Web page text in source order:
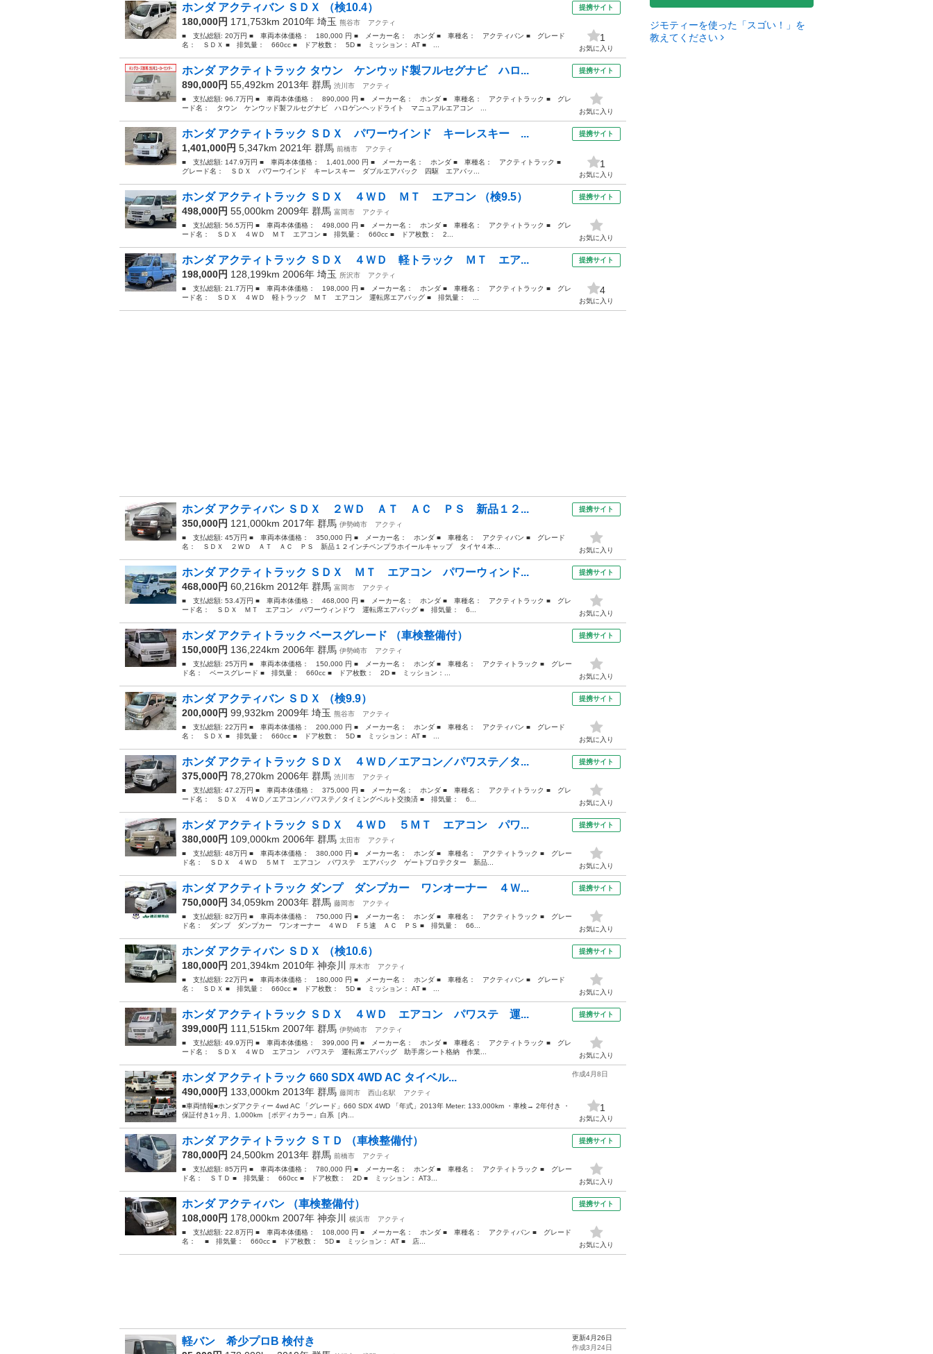
ホンダ アクティバン ＳＤＸ （検10.4）
180,000円 171,753km 2010年 埼玉 熊谷市
アクティ
■ 支払総額: 20万円 ■ 車両本体価格： 180,000 円 ■ メーカー名： ホンダ ■ 車種名： アクティバン ■ グレード
名： ＳＤＸ ■ 排気量： 660cc ■ ドア枚数： 5D ■ ミッション： AT ■ ...
提携サイト
1
お気に入り
ホンダ アクティトラック タウン ケンウッド製フルセグナビ ハロ...
890,000円 55,492km 2013年 群馬 渋川市
アクティ
■ 支払総額: 96.7万円 ■ 車両本体価格： 890,000 円 ■ メーカー名： ホンダ ■ 車種名： アクティトラック ■ グレ
ード名： タウン ケンウッド製フルセグナビ ハロゲンヘッドライト マニュアルエアコン ...
提携サイト
お気に入り
ホンダ アクティトラック ＳＤＸ パワーウインド キーレスキー ...
1,401,000円 5,347km 2021年 群馬 前橋市
アクティ
■ 支払総額: 147.9万円 ■ 車両本体価格： 1,401,000 円 ■ メーカー名： ホンダ ■ 車種名： アクティトラック ■
グレード名： ＳＤＸ パワーウインド キーレスキー ダブルエアバック 四駆 エアバッ...
提携サイト
1
お気に入り
ホンダ アクティトラック ＳＤＸ ４ＷＤ ＭＴ エアコン （検9.5）
498,000円 55,000km 2009年 群馬 富岡市
アクティ
■ 支払総額: 56.5万円 ■ 車両本体価格： 498,000 円 ■ メーカー名： ホンダ ■ 車種名： アクティトラック ■ グレ
ード名： ＳＤＸ ４ＷＤ ＭＴ エアコン ■ 排気量： 660cc ■ ドア枚数： 2...
提携サイト
お気に入り
ホンダ アクティトラック ＳＤＸ ４ＷＤ 軽トラック ＭＴ エア...
198,000円 128,199km 2006年 埼玉 所沢市
アクティ
■ 支払総額: 21.7万円 ■ 車両本体価格： 198,000 円 ■ メーカー名： ホンダ ■ 車種名： アクティトラック ■ グレ
ード名： ＳＤＸ ４ＷＤ 軽トラック ＭＴ エアコン 運転席エアバッグ ■ 排気量： ...
提携サイト
4
お気に入り
ホンダ アクティバン ＳＤＸ ２ＷＤ ＡＴ ＡＣ ＰＳ 新品１２...
350,000円 121,000km 2017年 群馬 伊勢崎市
アクティ
■ 支払総額: 45万円 ■ 車両本体価格： 350,000 円 ■ メーカー名： ホンダ ■ 車種名： アクティバン ■ グレード
名： ＳＤＸ ２ＷＤ ＡＴ ＡＣ ＰＳ 新品１２インチベンプラホイールキャップ タイヤ４本...
提携サイト
お気に入り
ホンダ アクティトラック ＳＤＸ ＭＴ エアコン パワーウィンド...
468,000円 60,216km 2012年 群馬 富岡市
アクティ
■ 支払総額: 53.4万円 ■ 車両本体価格： 468,000 円 ■ メーカー名： ホンダ ■ 車種名： アクティトラック ■ グレ
ード名： ＳＤＸ ＭＴ エアコン パワーウィンドウ 運転席エアバッグ ■ 排気量： 6...
提携サイト
お気に入り
ホンダ アクティトラック ベースグレード （車検整備付）
150,000円 136,224km 2006年 群馬 伊勢崎市
アクティ
■ 支払総額: 25万円 ■ 車両本体価格： 150,000 円 ■ メーカー名： ホンダ ■ 車種名： アクティトラック ■ グレー
ド名： ベースグレード ■ 排気量： 660cc ■ ドア枚数： 2D ■ ミッション：...
提携サイト
お気に入り
ホンダ アクティバン ＳＤＸ （検9.9）
200,000円 99,932km 2009年 埼玉 熊谷市
アクティ
■ 支払総額: 22万円 ■ 車両本体価格： 200,000 円 ■ メーカー名： ホンダ ■ 車種名： アクティバン ■ グレード
名： ＳＤＸ ■ 排気量： 660cc ■ ドア枚数： 5D ■ ミッション： AT ■ ...
提携サイト
お気に入り
ホンダ アクティトラック ＳＤＸ ４ＷＤ／エアコン／パワステ／タ...
375,000円 78,270km 2006年 群馬 渋川市
アクティ
■ 支払総額: 47.2万円 ■ 車両本体価格： 375,000 円 ■ メーカー名： ホンダ ■ 車種名： アクティトラック ■ グレ
ード名： ＳＤＸ ４ＷＤ／エアコン／パワステ／タイミングベルト交換済 ■ 排気量： 6...
提携サイト
お気に入り
ホンダ アクティトラック ＳＤＸ ４ＷＤ ５ＭＴ エアコン パワ...
380,000円 109,000km 2006年 群馬 太田市
アクティ
■ 支払総額: 48万円 ■ 車両本体価格： 380,000 円 ■ メーカー名： ホンダ ■ 車種名： アクティトラック ■ グレー
ド名： ＳＤＸ ４ＷＤ ５ＭＴ エアコン パワステ エアバック ゲートプロテクター 新品...
提携サイト
お気に入り
ホンダ アクティトラック ダンプ ダンプカー ワンオーナー ４Ｗ...
750,000円 34,059km 2003年 群馬 藤岡市
アクティ
■ 支払総額: 82万円 ■ 車両本体価格： 750,000 円 ■ メーカー名： ホンダ ■ 車種名： アクティトラック ■ グレー
ド名： ダンプ ダンプカー ワンオーナー ４ＷＤ Ｆ５速 ＡＣ ＰＳ ■ 排気量： 66...
提携サイト
お気に入り
ホンダ アクティバン ＳＤＸ （検10.6）
180,000円 201,394km 2010年 神奈川 厚木市
アクティ
■ 支払総額: 22万円 ■ 車両本体価格： 180,000 円 ■ メーカー名： ホンダ ■ 車種名： アクティバン ■ グレード
名： ＳＤＸ ■ 排気量： 660cc ■ ドア枚数： 5D ■ ミッション： AT ■ ...
提携サイト
お気に入り
ホンダ アクティトラック ＳＤＸ ４ＷＤ エアコン パワステ 運...
399,000円 111,515km 2007年 群馬 伊勢崎市
アクティ
■ 支払総額: 49.9万円 ■ 車両本体価格： 399,000 円 ■ メーカー名： ホンダ ■ 車種名： アクティトラック ■ グレ
ード名： ＳＤＸ ４ＷＤ エアコン パワステ 運転席エアバッグ 助手席シート格納 作業...
提携サイト
お気に入り
ホンダ アクティトラック 660 SDX 4WD AC タイベル...
490,000円 133,000km 2013年 群馬 藤岡市 西山名駅
アクティ
■車両情報■ホンダアクティー 4wd AC 「グレード」660 SDX 4WD 「年式」2013年 Meter: 133,000km ・車検→ 2年付き ・
保証付き1ヶ月、1,000km ［ボディカラー」白系［内...
作成4月8日
1
お気に入り
ホンダ アクティトラック ＳＴＤ （車検整備付）
780,000円 24,500km 2013年 群馬 前橋市
アクティ
■ 支払総額: 85万円 ■ 車両本体価格： 780,000 円 ■ メーカー名： ホンダ ■ 車種名： アクティトラック ■ グレー
ド名： ＳＴＤ ■ 排気量： 660cc ■ ドア枚数： 2D ■ ミッション： AT3...
提携サイト
お気に入り
ホンダ アクティバン （車検整備付）
108,000円 178,000km 2007年 神奈川 横浜市
アクティ
■ 支払総額: 22.8万円 ■ 車両本体価格： 108,000 円 ■ メーカー名： ホンダ ■ 車種名： アクティバン ■ グレード
名： ■ 排気量： 660cc ■ ドア枚数： 5D ■ ミッション： AT ■ 店...
提携サイト
お気に入り
軽バン 希少プロB 検付き
更新4月26日
作成3月24日
ジモティーを使った「スゴい！」を
教えてください